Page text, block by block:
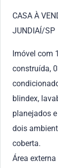
CASA À
JUNDIAÍ/SP
Imóvel com
construída,
blindex,
planejados
dois
coberta.
Área